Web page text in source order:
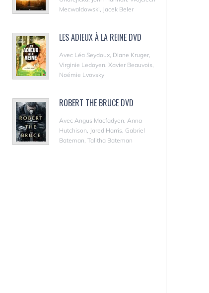
Mecwaldowski, Jacek Beler
LES ADIEUX À LA REINE DVD
Avec Léa Seydoux, Diane Kruger,
Virginie Ledoyen, Xavier Beauvois,
Noémie Lvovsky
ROBERT THE BRUCE DVD
Avec Angus Macfadyen, Anna
Hutchison, Jared Harris, Gabriel
Bateman, Talitha Bateman